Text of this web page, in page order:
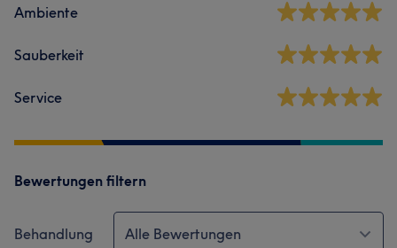
Ambiente
Sauberkeit
Service
Bewertungen filtern
Behandlung Alle Bewertungen